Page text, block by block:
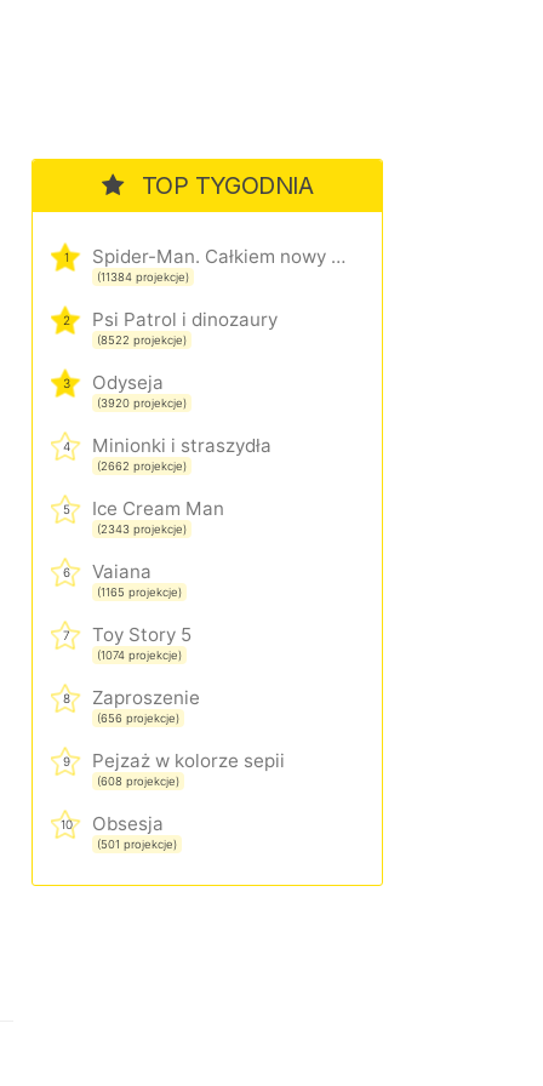
TOP TYGODNIA
1 Spider-Man. Całkiem nowy dzień
(11384 projekcje)
2 Psi Patrol i dinozaury
(8522 projekcje)
3 Odyseja
(3920 projekcje)
4 Minionki i straszydła
(2662 projekcje)
5 Ice Cream Man
(2343 projekcje)
6 Vaiana
(1165 projekcje)
7 Toy Story 5
(1074 projekcje)
8 Zaproszenie
(656 projekcje)
9 Pejzaż w kolorze sepii
(608 projekcje)
10 Obsesja
(501 projekcje)